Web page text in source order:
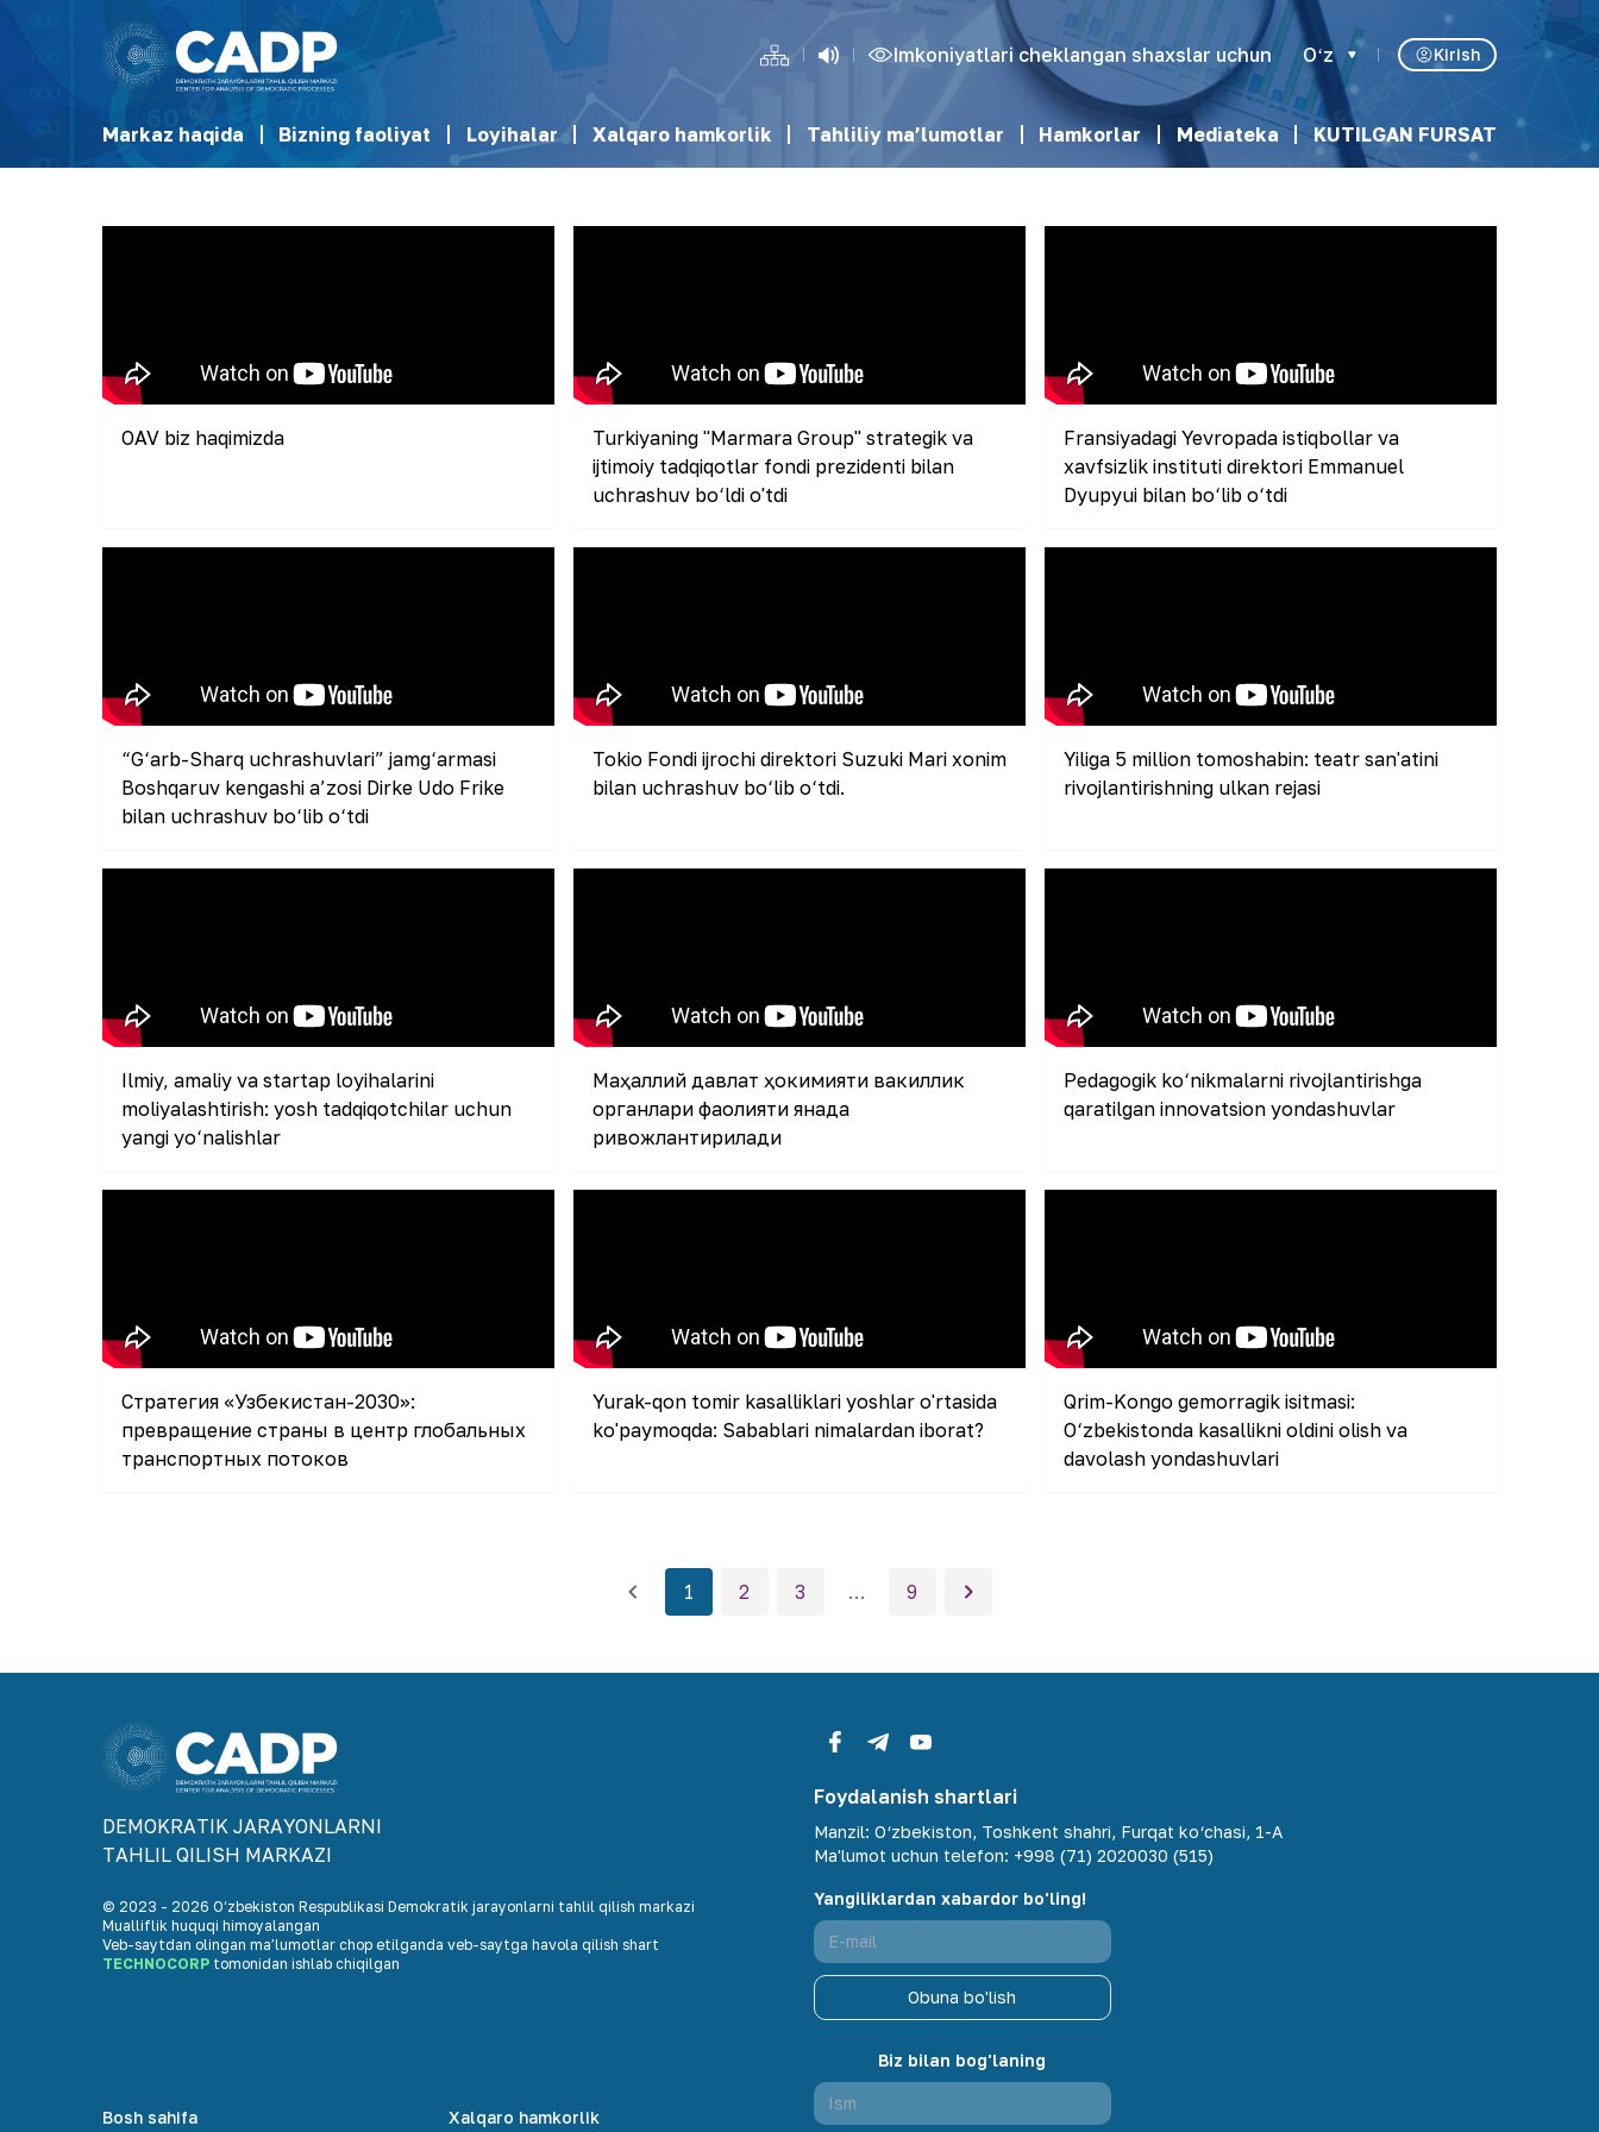
Imkoniyatlari cheklangan shaxslar uchun Oʻz Kirish
Markaz haqida Bizning faoliyat Loyihalar Xalqaro hamkorlik Tahliliy ma’lumotlar Hamkorlar Mediateka KUTILGAN FURSAT
OAV biz haqimizda
Turkiyaning "Marmara Group" strategik va
ijtimoiy tadqiqotlar fondi prezidenti bilan
uchrashuv bo‘ldi o'tdi
Fransiyadagi Yevropada istiqbollar va
xavfsizlik instituti direktori Emmanuel
Dyupyui bilan bo‘lib o‘tdi
“G‘arb-Sharq uchrashuvlari” jamg‘armasi
Boshqaruv kengashi a’zosi Dirke Udo Frike
bilan uchrashuv bo‘lib o‘tdi
Tokio Fondi ijrochi direktori Suzuki Mari xonim
bilan uchrashuv bo‘lib o‘tdi.
Yiliga 5 million tomoshabin: teatr san'atini
rivojlantirishning ulkan rejasi
Ilmiy, amaliy va startap loyihalarini
moliyalashtirish: yosh tadqiqotchilar uchun
yangi yo‘nalishlar
Маҳаллий давлат ҳокимияти вакиллик
органлари фаолияти янада
ривожлантирилади
Pedagogik ko‘nikmalarni rivojlantirishga
qaratilgan innovatsion yondashuvlar
Стратегия «Узбекистан-2030»:
превращение страны в центр глобальных
транспортных потоков
Yurak-qon tomir kasalliklari yoshlar o'rtasida
ko'paymoqda: Sabablari nimalardan iborat?
Qrim-Kongo gemorragik isitmasi:
O‘zbekistonda kasallikni oldini olish va
davolash yondashuvlari
1 2 3 … 9
DEMOKRАTIK JАRАYONLАRNI
TАHLIL QILISH MАRKАZI
© 2023 - 2026 O‘zbekiston Respublikasi Demokratik jarayonlarni tahlil qilish markazi
Mualliflik huquqi himoyalangan
Veb-saytdan olingan maʼlumotlar chop etilganda veb-saytga havola qilish shart
TECHNOCORP tomonidan ishlab chiqilgan
Foydalanish shartlari
Manzil: O‘zbekiston, Toshkent shahri, Furqat ko‘chasi, 1-A
Ma'lumot uchun telefon: +998 (71) 2020030 (515)
Yangiliklardan xabardor bo'ling!
Obuna bo'lish
Bosh sahifa
Xalqaro hamkorlik
Biz bilan bog'laning